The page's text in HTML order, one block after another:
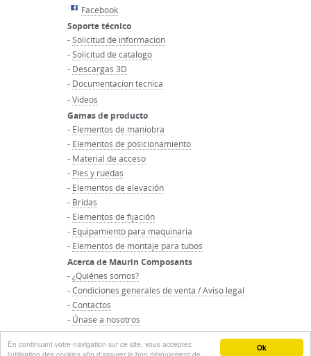
Ok
En continuant votre navigation sur ce site, vous acceptez
Facebook
Soporte técnico
-Solicitud de informacion
-Solicitud de catalogo
- Descargas 3D
- Documentacion tecnica
-Videos
Gamas de producto
- Elementos de maniobra
- Elementos de posicionamiento
- Material de acceso
- Pies y ruedas
- Elementos de elevación
- Bridas
- Elementos de fijación
- Equipamiento para maquinaria
- Elementos de montaje para tubos
Acerca de Maurin Composants
-¿Quiénes somos?
-Condiciones generales de venta / Aviso legal
-Contactos
- Únase a nosotros
-Inicio del grupo Maurin
© Groupo MAURIN - Todos los derechos reservados